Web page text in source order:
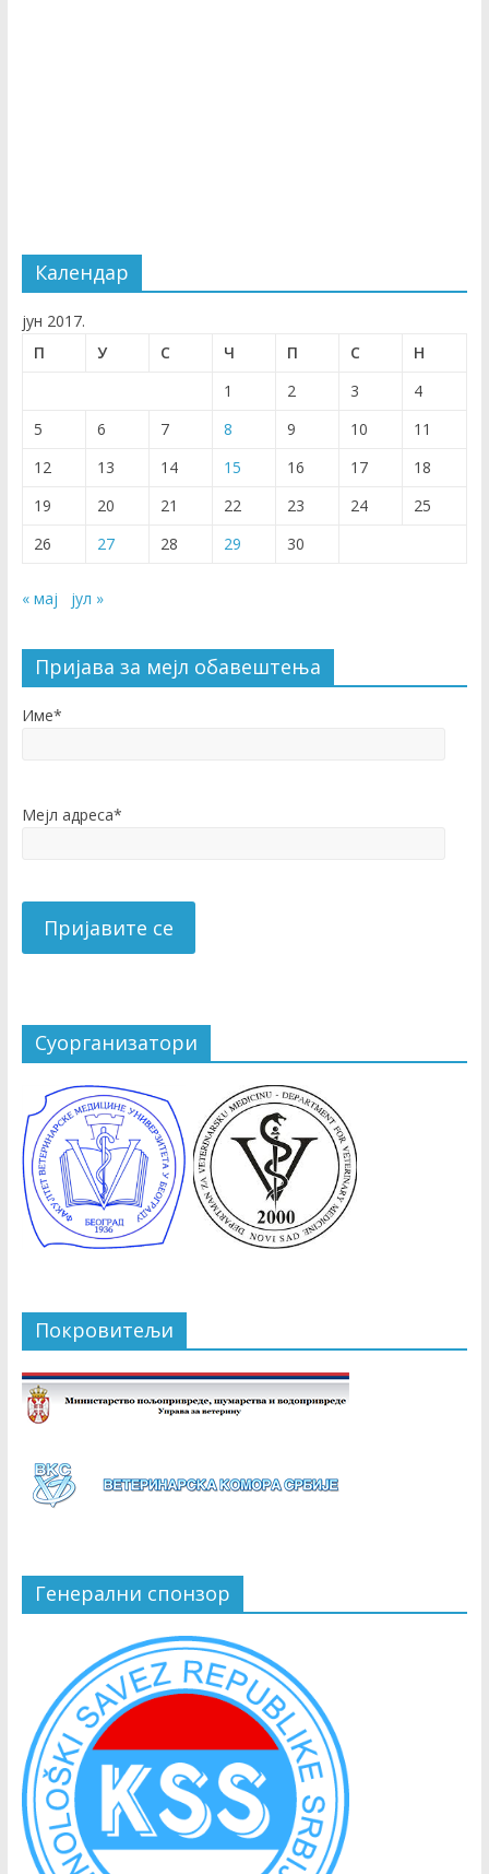
Календар
јун 2017.
П
У С Ч П С
Н
1
2 3
4
5
6 7 8 9 10
11
12
13 14 15 16 17
18
19
20 21 22 23 24
25
26
27 28 29 30
« мај јул »
Пријава за мејл обавештења
Име*
Мејл адреса*
Суорганизатори
Покровитељи
Генерални спонзор